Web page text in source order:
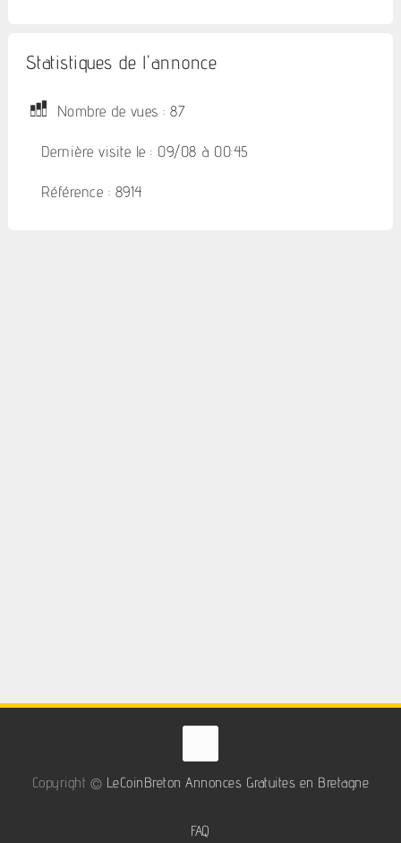
Statistiques de l'annonce
Nombre de vues : 87
Dernière visite le : 09/08 à 00:45
Référence : 8914
Copyright © LeCoinBreton Annonces Gratuites en Bretagne
FAQ